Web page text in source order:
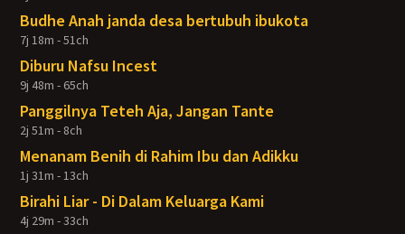
Budhe Anah janda desa bertubuh ibukota
7j 18m - 51ch
Diburu Nafsu Incest
9j 48m - 65ch
Panggilnya Teteh Aja, Jangan Tante
2j 51m - 8ch
Menanam Benih di Rahim Ibu dan Adikku
1j 31m - 13ch
Birahi Liar - Di Dalam Keluarga Kami
4j 29m - 33ch